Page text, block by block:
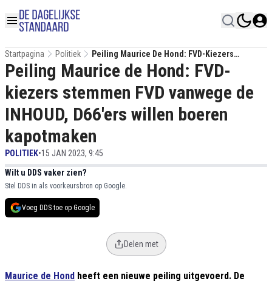
Startpagina Politiek
Peiling Maurice De Hond: FVD-Kiezers
Stemmen FVD Vanwege De INHOUD, D66'ers
Willen Boeren Kapotmaken
Peiling Maurice de Hond: FVD-
kiezers stemmen FVD vanwege de
INHOUD, D66'ers willen boeren
kapotmaken
POLITIEK•15 JAN 2023, 9:45
Wilt u DDS vaker zien?
Stel DDS in als voorkeursbron op Google.
Voeg DDS toe op Google
Delen met
Maurice de Hond heeft een nieuwe peiling uitgevoerd. De